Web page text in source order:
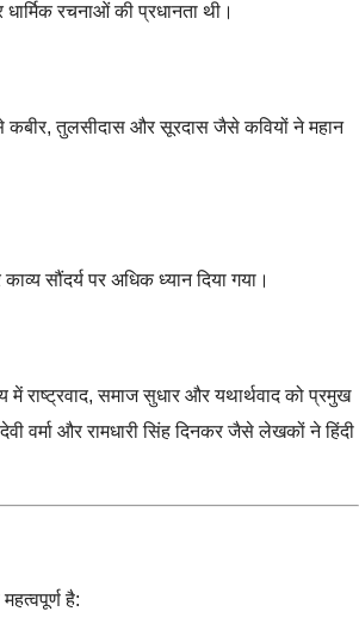
रचनाओं की प्रधानता थी।
कबीर, तुलसीदास और सूरदास जैसे कवियों ने महान
सौंदर्य पर अधिक ध्यान दिया गया।
में राष्ट्रवाद, समाज सुधार और यथार्थवाद को प्रमुख
वर्मा और रामधारी सिंह दिनकर जैसे लेखकों ने हिंदी
है: